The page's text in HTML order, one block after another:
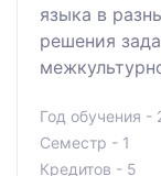
языка в
решения
Год обучения -
Семестр - 1
Кредитов - 5